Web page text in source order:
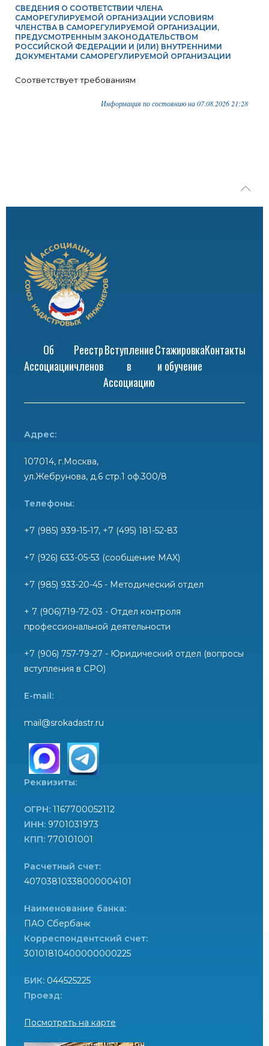
СВЕДЕНИЯ О СООТВЕТСТВИИ ЧЛЕНА
САМОРЕГУЛИРУЕМОЙ ОРГАНИЗАЦИИ УСЛОВИЯМ
ЧЛЕНСТВА В САМОРЕГУЛИРУЕМОЙ ОРГАНИЗАЦИИ,
ПРЕДУСМОТРЕННЫМ ЗАКОНОДАТЕЛЬСТВОМ
РОССИЙСКОЙ ФЕДЕРАЦИИ И (ИЛИ) ВНУТРЕННИМИ
ДОКУМЕНТАМИ САМОРЕГУЛИРУЕМОЙ ОРГАНИЗАЦИИ
Соответствует требованиям
Информация по состоянию на 07.08.2026 21:28
Об
Ассоциации
Реестр
членов
Вступление
в
Ассоциацию
Стажировка
и обучение
Контакты
Адрес:
107014, г.Москва,
ул.Жебрунова, д.6 стр.1 оф.300/8
Телефоны:
+7 (985) 939-15-17, +7 (495) 181-52-83
+7 (926) 633-05-53 (сообщение MAX)
+7 (985) 933-20-45 - Методический отдел
+ 7 (906)719-72-03 - Отдел контроля
профессиональной деятельности
+7 (906) 757-79-27 - Юридический отдел (вопросы
вступления в СРО)
E-mail:
mail@srokadastr.ru
Реквизиты:
ОГРН: 1167700052112
ИНН: 9701031973
КПП: 770101001
Расчетный счет:
40703810338000004101
Наименование банка:
ПАО Сбербанк
Корреспондентский счет:
30101810400000000225
БИК: 044525225
Проезд:
Посмотреть на карте